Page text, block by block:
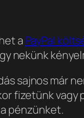
a PayPal
nekünk
sajnos már
fizetünk vagy
pénzünket.